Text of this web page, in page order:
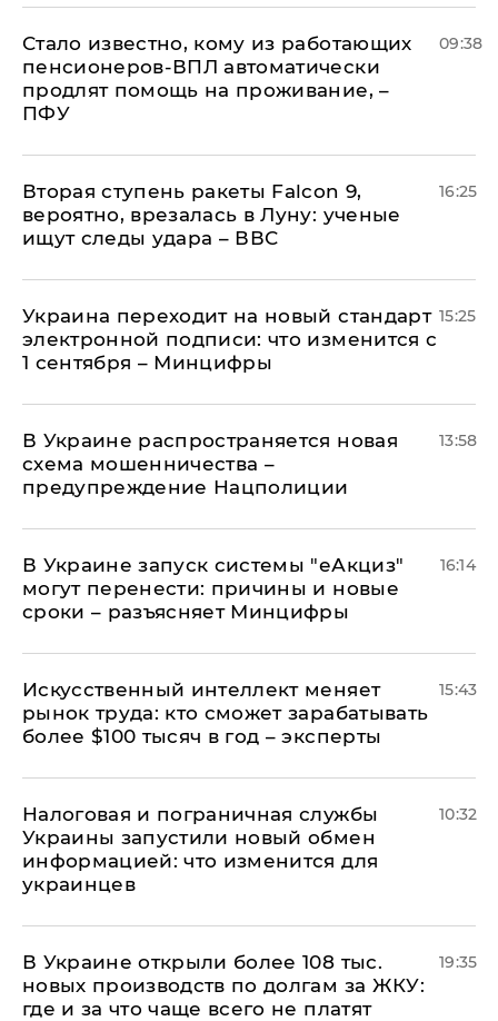
Стало известно, кому из работающих
пенсионеров-ВПЛ автоматически
продлят помощь на проживание, –
ПФУ
09:38
Вторая ступень ракеты Falcon 9,
вероятно, врезалась в Луну: ученые
ищут следы удара – ВВС
16:25
Украина переходит на новый стандарт
электронной подписи: что изменится с
1 сентября – Минцифры
15:25
В Украине распространяется новая
схема мошенничества –
предупреждение Нацполиции
13:58
В Украине запуск системы "еАкциз"
могут перенести: причины и новые
сроки – разъясняет Минцифры
16:14
Искусственный интеллект меняет
рынок труда: кто сможет зарабатывать
более $100 тысяч в год – эксперты
15:43
Налоговая и пограничная службы
Украины запустили новый обмен
информацией: что изменится для
украинцев
10:32
В Украине открыли более 108 тыс.
новых производств по долгам за ЖКУ:
где и за что чаще всего не платят
19:35